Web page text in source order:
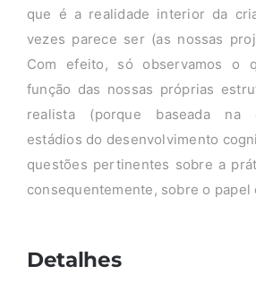
que é a realidade interior da
vezes parece ser (as nossas
Com efeito, só observamos o
função das nossas próprias
realista (porque baseada na
estádios do desenvolvimento
questões pertinentes sobre a
consequentemente, sobre o
Detalhes